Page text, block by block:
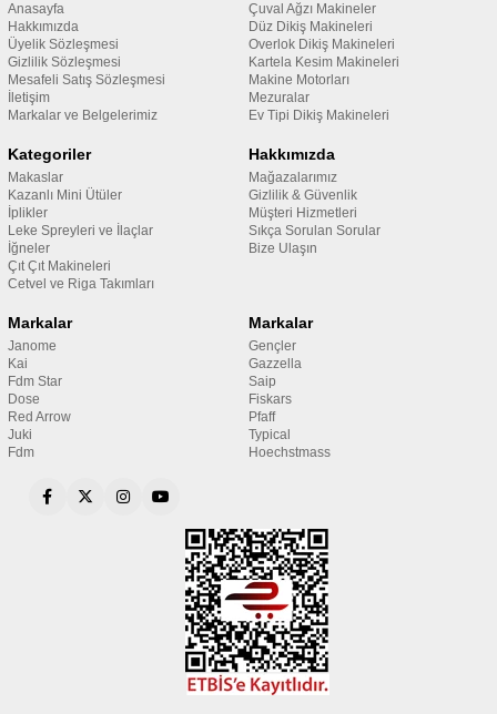
Anasayfa
Hakkımızda
Üyelik Sözleşmesi
Gizlilik Sözleşmesi
Mesafeli Satış Sözleşmesi
İletişim
Markalar ve Belgelerimiz
Çuval Ağzı Makineler
Düz Dikiş Makineleri
Overlok Dikiş Makineleri
Kartela Kesim Makineleri
Makine Motorları
Mezuralar
Ev Tipi Dikiş Makineleri
Kategoriler
Makaslar
Kazanlı Mini Ütüler
İplikler
Leke Spreyleri ve İlaçlar
İğneler
Çıt Çıt Makineleri
Cetvel ve Riga Takımları
Hakkımızda
Mağazalarımız
Gizlilik & Güvenlik
Müşteri Hizmetleri
Sıkça Sorulan Sorular
Bize Ulaşın
Markalar
Janome
Kai
Fdm Star
Dose
Red Arrow
Juki
Fdm
Markalar
Gençler
Gazzella
Saip
Fiskars
Pfaff
Typical
Hoechstmass